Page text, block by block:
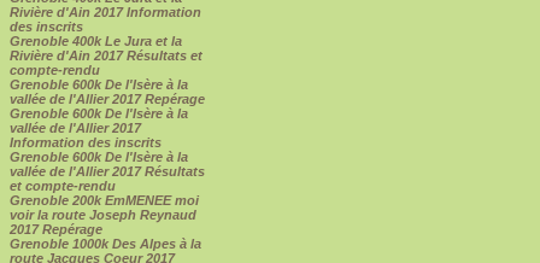
Rivière d'Ain 2017 Information
des inscrits
Grenoble 400k Le Jura et la
Rivière d'Ain 2017 Résultats et
compte-rendu
Grenoble 600k De l'Isère à la
vallée de l'Allier 2017 Repérage
Grenoble 600k De l'Isère à la
vallée de l'Allier 2017
Information des inscrits
Grenoble 600k De l'Isère à la
vallée de l'Allier 2017 Résultats
et compte-rendu
Grenoble 200k EmMENEE moi
voir la route Joseph Reynaud
2017 Repérage
Grenoble 1000k Des Alpes à la
route Jacques Coeur 2017